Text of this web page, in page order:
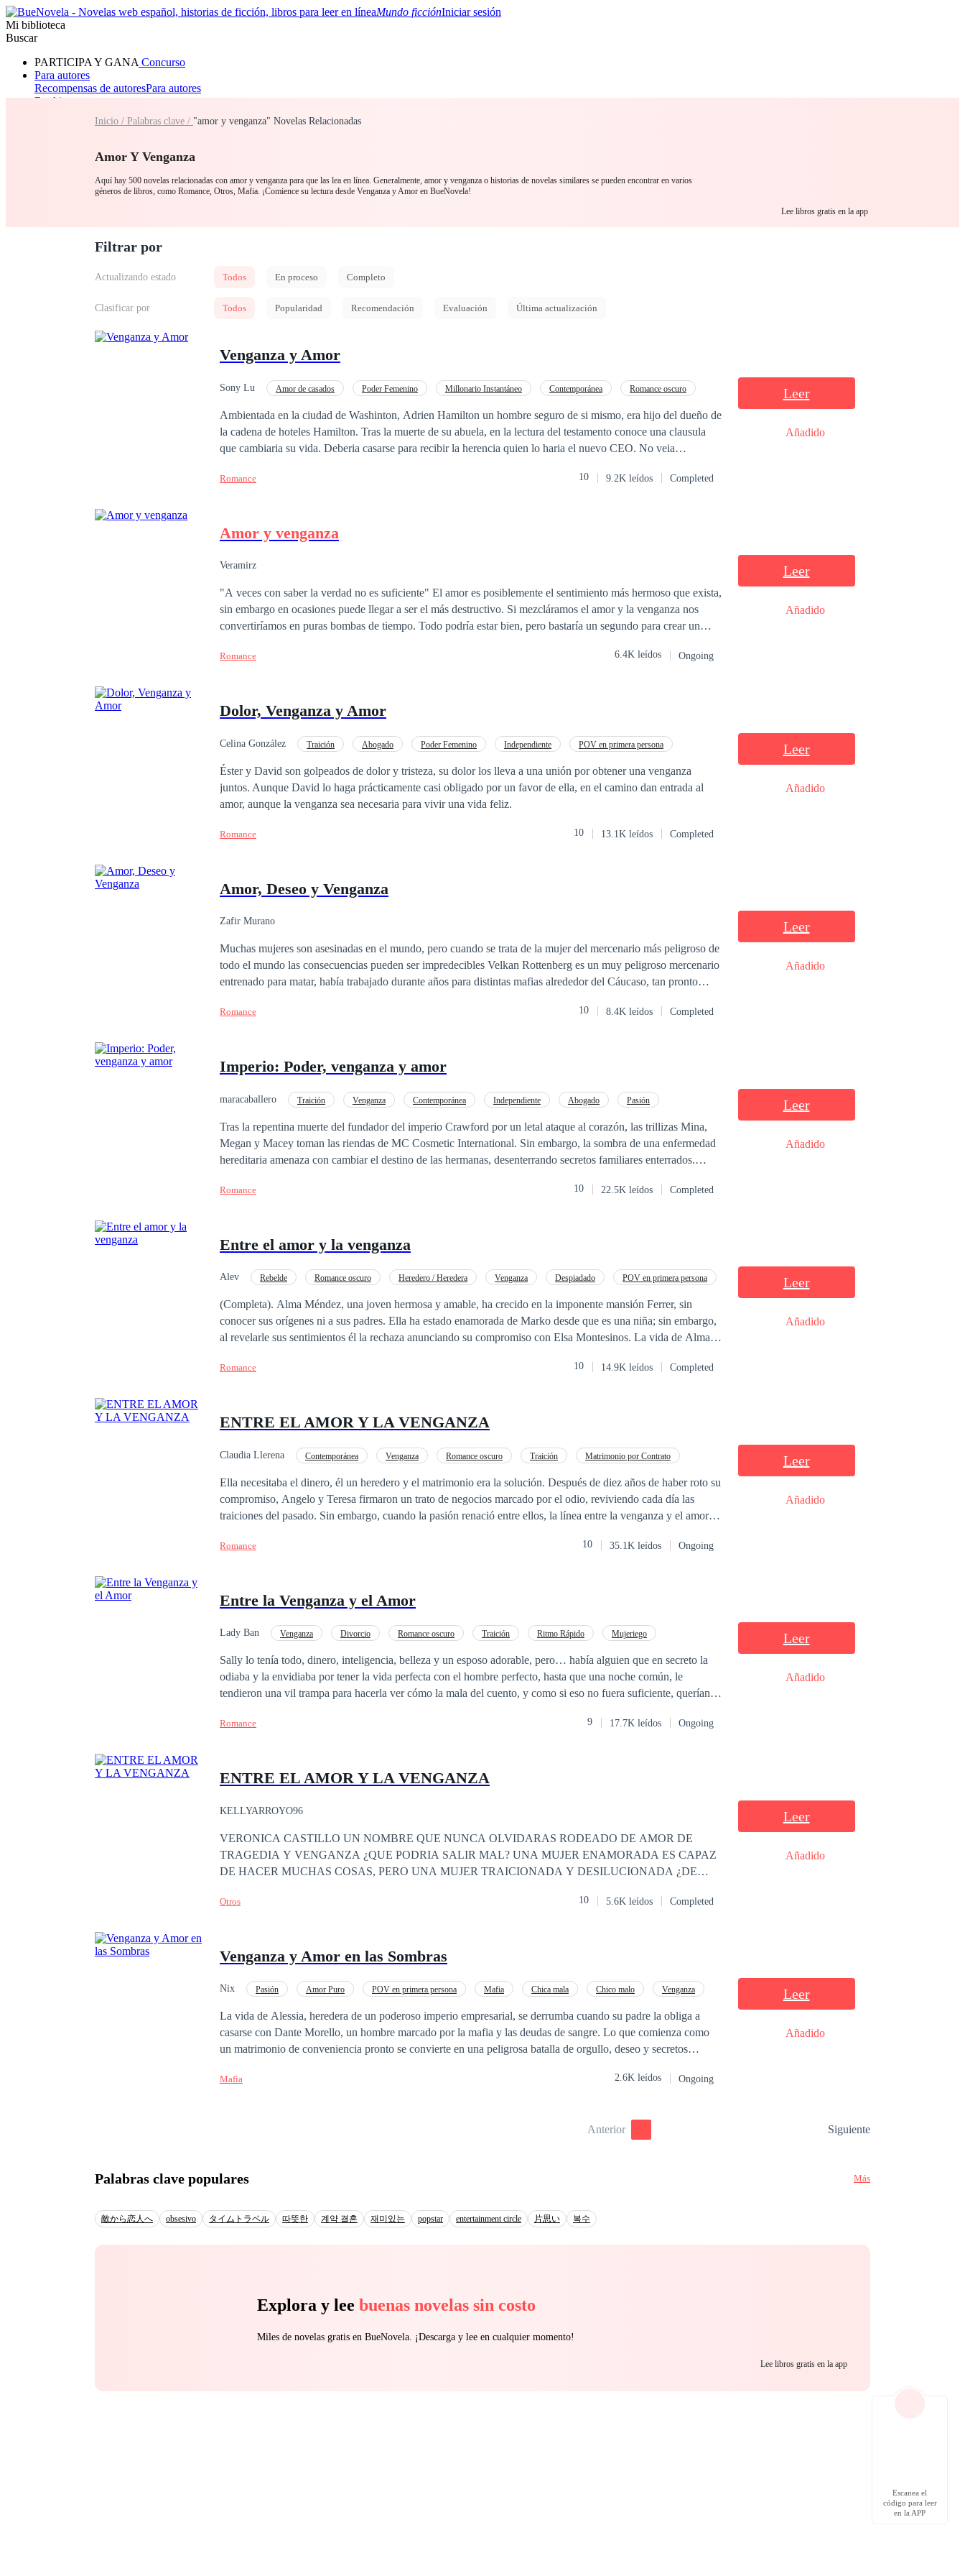
Mundo ficciónIniciar sesión
Mi biblioteca
Buscar
PARTICIPA Y GANA Concurso
Para autores
Recompensas de autoresPara autores
Ranking
RomanceHombre loboMafia
Inicio / Palabras clave / "amor y venganza" Novelas Relacionadas
Amor Y Venganza
Aquí hay 500 novelas relacionadas con amor y venganza para que las lea en línea. Generalmente, amor y venganza o historias de novelas similares se pueden encontrar en varios
géneros de libros, como Romance, Otros, Mafia. ¡Comience su lectura desde Venganza y Amor en BueNovela!
Lee libros gratis en la app
Filtrar por
Actualizando estado Todos En proceso Completo
Clasificar por Todos Popularidad Recomendación Evaluación Última actualización
Venganza y Amor
Sony Lu Amor de casados Poder Femenino Millonario Instantáneo Contemporánea
Romance oscuro
Ambientada en la ciudad de Washinton, Adrien Hamilton un hombre seguro de si mismo, era hijo del dueño de
la cadena de hoteles Hamilton. Tras la muerte de su abuela, en la lectura del testamento conoce una clausula
que cambiaria su vida. Deberia casarse para recibir la herencia quien lo haria el nuevo CEO. No veia
hacerla su esposa. Luego de casarse, ella se entera del su plan malévolo y huye. El vuelve a encontrarla tras 2
estuvieran destinados a ser felices y que su vida estaba destinada a seguir envueltos en un camino de amor,
Romance 10 9.2K leídos Completed
Leer
Añadido
Amor y venganza
Veramirz
"A veces con saber la verdad no es suficiente" El amor es posiblemente el sentimiento más hermoso que exista,
sin embargo en ocasiones puede llegar a ser el más destructivo. Si mezcláramos el amor y la venganza nos
convertiríamos en puras bombas de tiempo. Todo podría estar bien, pero bastaría un segundo para crear un
Romance 6.4K leídos Ongoing
Leer
Añadido
Dolor, Venganza y Amor
Celina González Traición Abogado Poder Femenino Independiente
POV en primera persona
Éster y David son golpeados de dolor y tristeza, su dolor los lleva a una unión por obtener una venganza
juntos. Aunque David lo haga prácticamente casi obligado por un favor de ella, en el camino dan entrada al
amor, aunque la venganza sea necesaria para vivir una vida feliz.
Romance 10 13.1K leídos Completed
Leer
Añadido
Amor, Deseo y Venganza
Zafir Murano
Muchas mujeres son asesinadas en el mundo, pero cuando se trata de la mujer del mercenario más peligroso de
todo el mundo las consecuencias pueden ser impredecibles Velkan Rottenberg es un muy peligroso mercenario
entrenado para matar, había trabajado durante años para distintas mafias alrededor del Cáucaso, tan pronto
clientes en el medio oriente y otras partes del mundo. Pero se había enamorado de una hermosa y dura mujer,
mismo relato.
Romance 10 8.4K leídos Completed
Leer
Añadido
Imperio: Poder, venganza y amor
maracaballero Traición Venganza Contemporánea Independiente Abogado
Pasión
Tras la repentina muerte del fundador del imperio Crawford por un letal ataque al corazón, las trillizas Mina,
Megan y Macey toman las riendas de MC Cosmetic International. Sin embargo, la sombra de una enfermedad
hereditaria amenaza con cambiar el destino de las hermanas, desenterrando secretos familiares enterrados.
un torbellino de poder, venganza y amor. El hijo del dueño de la competencia desafía su posición,
trillizas se entrelazan en un emocionante torbellino. Descubren que el amor puede ser tanto una fuerza curativa
Romance 10 22.5K leídos Completed
Leer
Añadido
Entre el amor y la venganza
Alev Rebelde Romance oscuro Heredero / Heredera Venganza Despiadado
POV en primera persona
(Completa). Alma Méndez, una joven hermosa y amable, ha crecido en la imponente mansión Ferrer, sin
conocer sus orígenes ni a sus padres. Ella ha estado enamorada de Marko desde que es una niña; sin embargo,
al revelarle sus sentimientos él la rechaza anunciando su compromiso con Elsa Montesinos. La vida de Alma
años, regresa como una mujer deslumbrante, desatando los deseos más oscuros de Marko. Sin embargo, sus
Romance 10 14.9K leídos Completed
Leer
Añadido
ENTRE EL AMOR Y LA VENGANZA
Claudia Llerena Contemporánea Venganza Romance oscuro Traición
Matrimonio por Contrato
Ella necesitaba el dinero, él un heredero y el matrimonio era la solución. Después de diez años de haber roto su
compromiso, Angelo y Teresa firmaron un trato de negocios marcado por el odio, reviviendo cada día las
traiciones del pasado. Sin embargo, cuando la pasión renació entre ellos, la línea entre la venganza y el amor se
Romance 10 35.1K leídos Ongoing
Leer
Añadido
Entre la Venganza y el Amor
Lady Ban Venganza Divorcio Romance oscuro Traición Ritmo Rápido
Mujeriego
Sally lo tenía todo, dinero, inteligencia, belleza y un esposo adorable, pero… había alguien que en secreto la
odiaba y la envidiaba por tener la vida perfecta con el hombre perfecto, hasta que una noche común, le
tendieron una vil trampa para hacerla ver cómo la mala del cuento, y como si eso no fuera suficiente, querían
confianza y su amor temblaron ante su presencia, no era la misma mujer que una vez conocieron, esta, tenía un
Loughty.
Romance 9 17.7K leídos Ongoing
Leer
Añadido
ENTRE EL AMOR Y LA VENGANZA
KELLYARROYO96
VERONICA CASTILLO UN NOMBRE QUE NUNCA OLVIDARAS RODEADO DE AMOR DE
TRAGEDIA Y VENGANZA ¿QUE PODRIA SALIR MAL? UNA MUJER ENAMORADA ES CAPAZ
DE HACER MUCHAS COSAS, PERO UNA MUJER TRAICIONADA Y DESILUCIONADA ¿DE
Otros 10 5.6K leídos Completed
Leer
Añadido
Venganza y Amor en las Sombras
Nix Pasión Amor Puro POV en primera persona Mafia Chica mala Chico malo
Venganza
La vida de Alessia, heredera de un poderoso imperio empresarial, se derrumba cuando su padre la obliga a
casarse con Dante Morello, un hombre marcado por la mafia y las deudas de sangre. Lo que comienza como
un matrimonio de conveniencia pronto se convierte en una peligrosa batalla de orgullo, deseo y secretos
venganza. Las sombras de su pasado los persiguen y, cuando las verdades salen a la luz, ambos descubrirán
inesperados y emociones al límite, donde la línea entre el odio y el amor es tan fina como peligrosa.
Mafia 2.6K leídos Ongoing
Leer
Añadido
Anterior Siguiente
Palabras clave populares Más
敵から恋人へ obsesivo タイムトラベル 따뜻한 계약 결혼 재미있는 popstar entertainment circle 片思い 복수
Explora y lee buenas novelas sin costo
Miles de novelas gratis en BueNovela. ¡Descarga y lee en cualquier momento!
Lee libros gratis en la app
Escanea el
código para leer
en la APP